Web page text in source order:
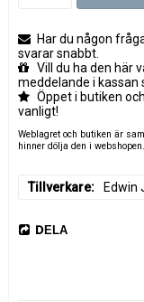
Har du någon
svarar snabbt.
Vill du ha den här
meddelande i kassan
Öppet i butiken
vanligt!
Weblagret och butiken är
hinner dölja den i
Tillverkare Edwin
DELA